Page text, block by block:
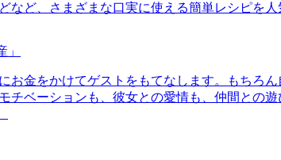
など、さまざまな口実に使える簡単レシピを人
お金をかけてゲストをもてなします。もちろ
チベーションも、彼女との愛情も、仲間との